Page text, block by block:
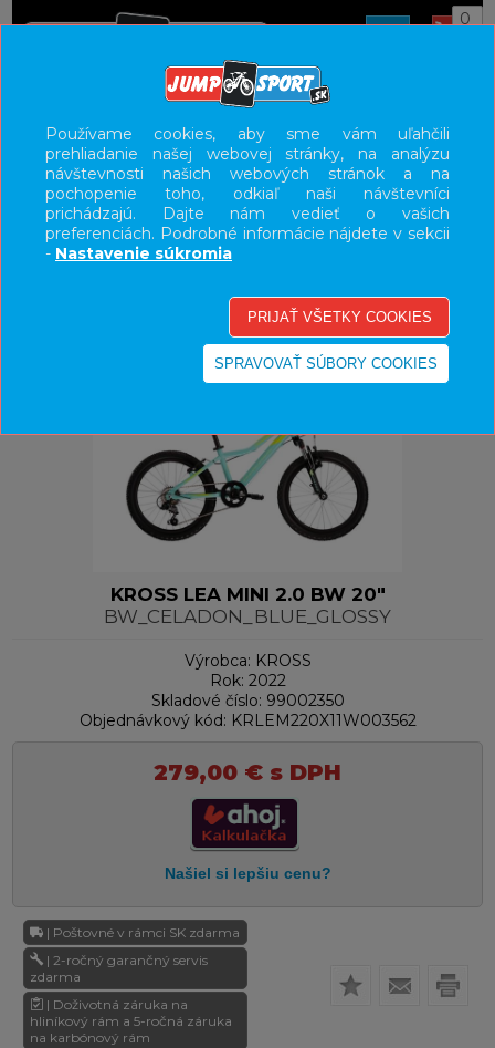
0
20"
UŽÍVATEĽSKÝ PANEL
KATEGÓRIE
VÝPREDAJ - VŠETKO
KROSS LEA MINI 2.0 BW 20"
BW_CELADON_BLUE_GLOSSY
Výrobca: KROSS
Rok: 2022
Skladové číslo: 99002350
Objednávkový kód: KRLEM220X11W003562
279,00 € s DPH
| Poštovné v rámci SK zdarma
| 2-ročný garančný servis
zdarma
| Doživotná záruka na
hliníkový rám a 5-ročná záruka
na karbónový rám
Používame cookies, aby sme vám uľahčili
prehliadanie našej webovej stránky, na analýzu
návštevnosti našich webových stránok a na
pochopenie toho, odkiaľ naši návštevníci
prichádzajú. Dajte nám vedieť o vašich
preferenciách. Podrobné informácie nájdete v sekcii
- Nastavenie súkromia